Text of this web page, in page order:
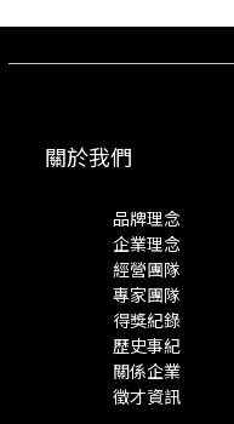
關於我們
品牌理念
企業理念
經營團隊
專家團隊
得獎紀錄
歷史事紀
關係企業
徵才資訊